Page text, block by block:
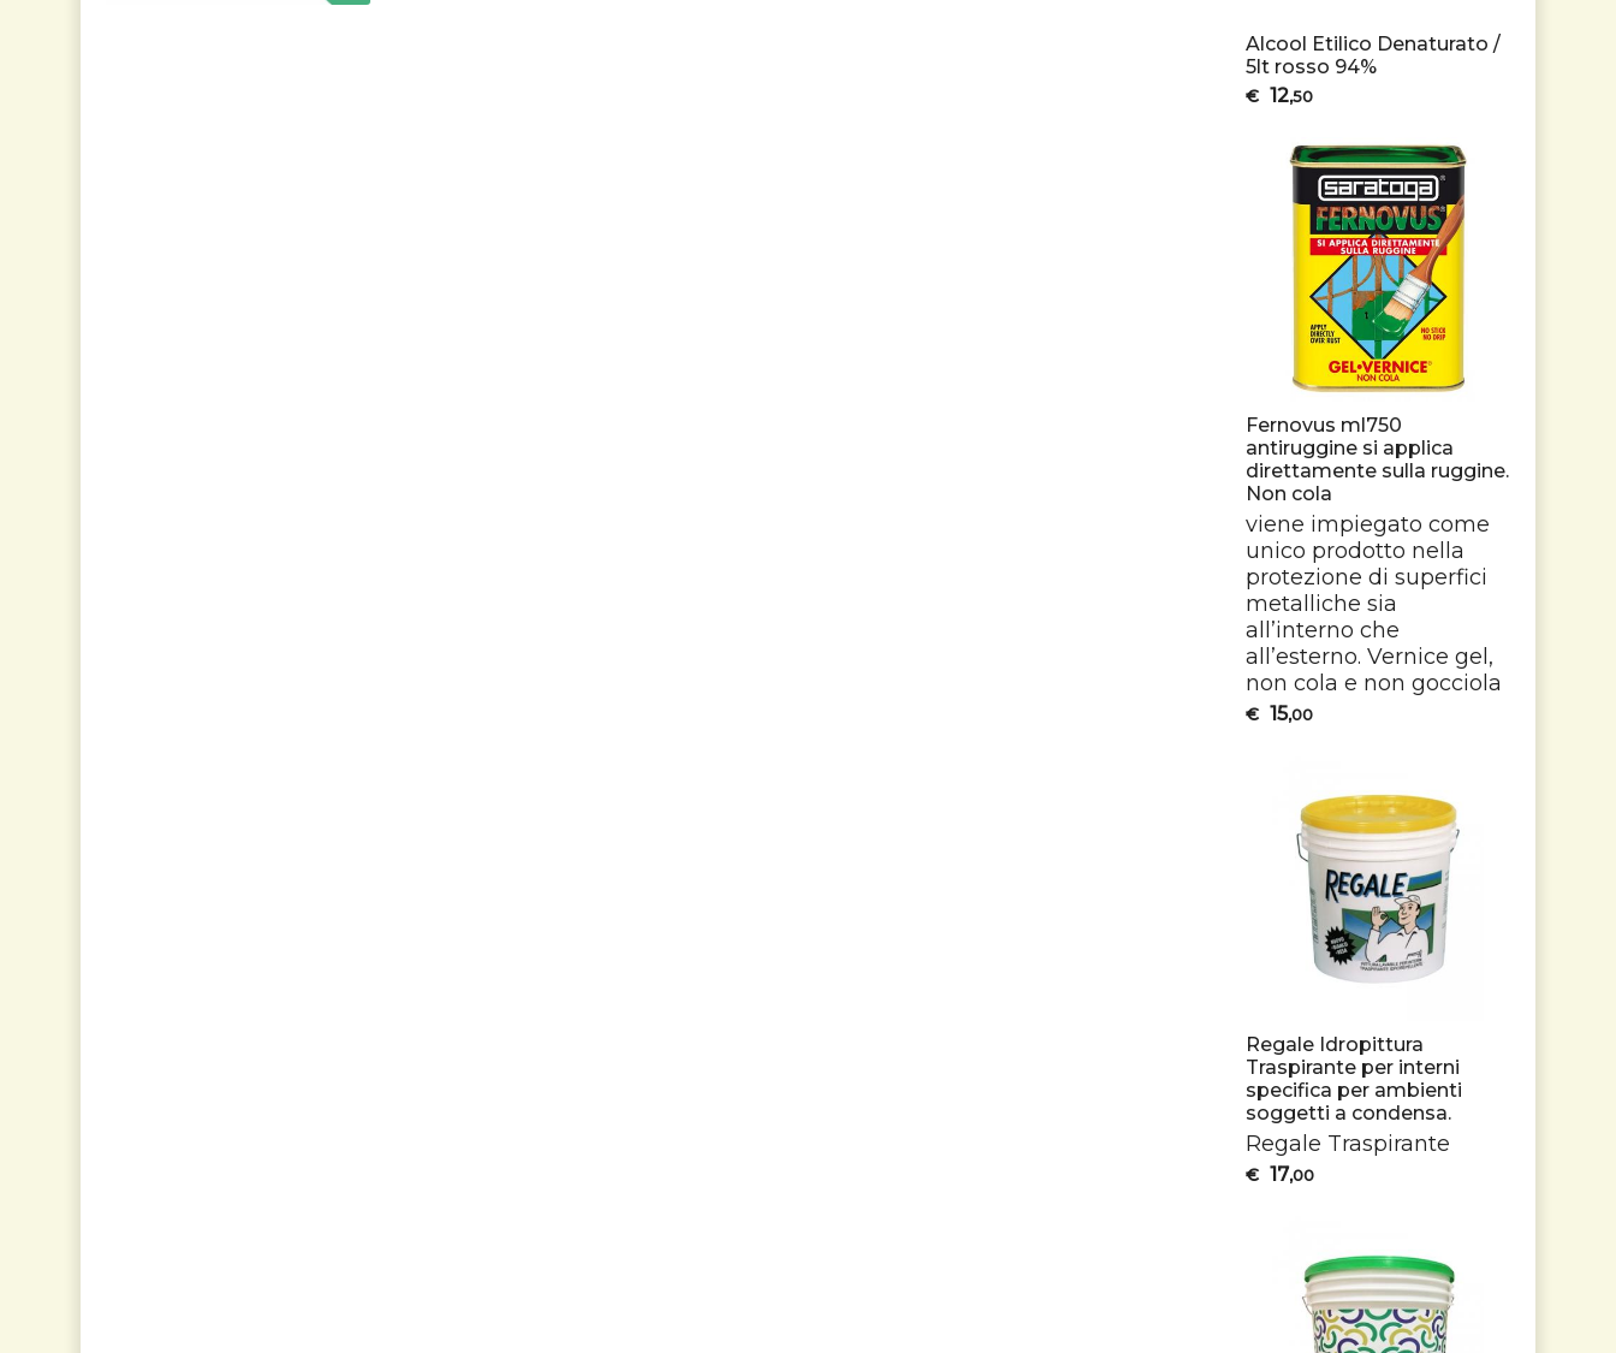
Alcool Etilico Denaturato /
5lt rosso 94%
€ 12,50
Fernovus ml750
antiruggine si applica
direttamente sulla ruggine.
Non cola
viene impiegato come
unico prodotto nella
protezione di superfici
metalliche sia
all’interno che
all’esterno. Vernice gel,
non cola e non gocciola
€ 15,00
Regale Idropittura
Traspirante per interni
specifica per ambienti
soggetti a condensa.
Regale Traspirante
€ 17,00